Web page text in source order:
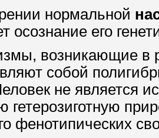
нормальной
осознание его
возникающие в
собой
не является
гетерозиготную
фенотипических